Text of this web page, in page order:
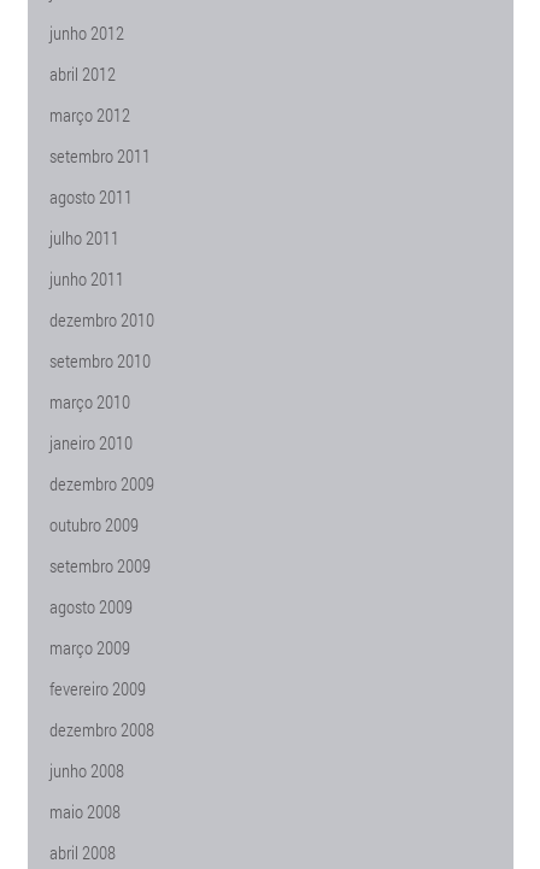
junho 2012
abril 2012
março 2012
setembro 2011
agosto 2011
julho 2011
junho 2011
dezembro 2010
setembro 2010
março 2010
janeiro 2010
dezembro 2009
outubro 2009
setembro 2009
agosto 2009
março 2009
fevereiro 2009
dezembro 2008
junho 2008
maio 2008
abril 2008